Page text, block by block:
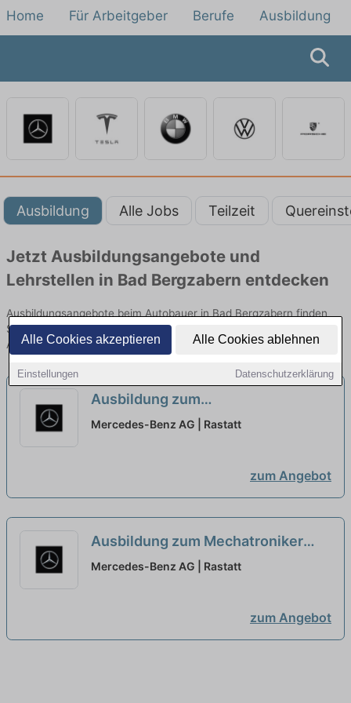
Alle Cookies akzeptieren Alle Cookies ablehnen
Einstellungen Datenschutzerklärung
Home Für Arbeitgeber Berufe Ausbildung
Ausbildung Alle Jobs Teilzeit
Jetzt Ausbildungsangebote und
Lehrstellen in Bad Bergzabern entdecken
Ausbildungsangebote beim Autobauer in Bad Bergzabern finden
Sie von namhaften Firmen. Entdecken Sie freie Optionen von Top-
Arbeitgebern und bewerben Sie sich noch heute.
Ausbildung zum
Fertigungsmechaniker (w/m/d),
Mercedes-Benz AG | Rastatt
zum Angebot
Ausbildung zum Mechatroniker
(w/m/d), Mercedes-Benz AG, Werk
Mercedes-Benz AG | Rastatt
zum Angebot